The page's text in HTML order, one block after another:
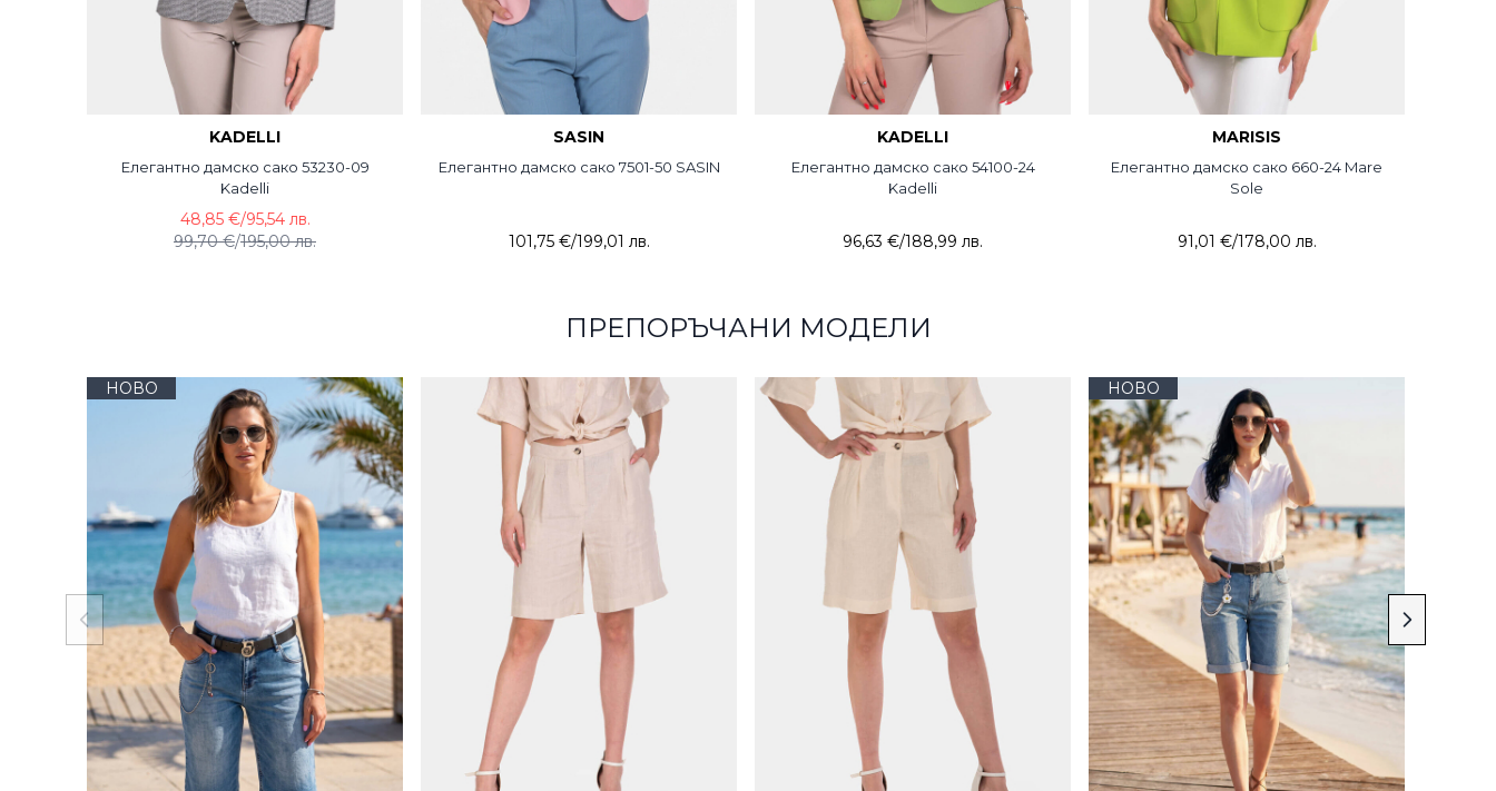
KADELLI
Елегантно дамско сако 53230-09
Kadelli
99,70 €/195,00 лв.
48,85 €/95,54 лв.
SASIN
Елегантно дамско сако 7501-50 SASIN
101,75 €/199,01 лв.
KADELLI
Елегантно дамско сако 54100-24
Kadelli
96,63 €/188,99 лв.
MARISIS
Елегантно дамско сако 660-24 Mare
Sole
91,01 €/178,00 лв.
ПРЕПОРЪЧАНИ МОДЕЛИ
НОВО НОВО